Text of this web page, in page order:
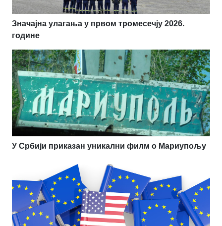
Значајна улагања у првом тромесечју 2026.
године
У Србији приказан уникални филм о Мариупољу